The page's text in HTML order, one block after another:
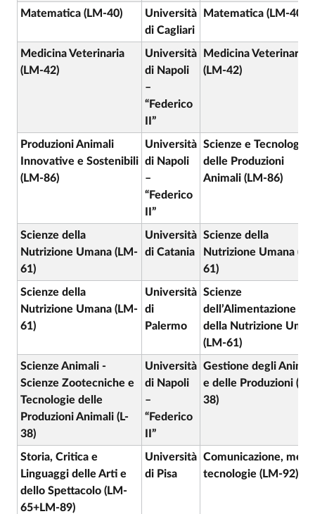
Matematica (LM-40)
Università
di Cagliari
Matematica (LM-40)
Medicina Veterinaria
(LM-42)
Università
di Napoli
–
“Federico
II”
Medicina Veterinaria
(LM-42)
Produzioni Animali
Innovative e Sostenibili
(LM-86)
Università
di Napoli
–
“Federico
II”
Scienze e Tecnologie
delle Produzioni
Animali (LM-86)
Scienze della
Nutrizione Umana (LM-
61)
Università
di Catania
Scienze della
Nutrizione Umana
61)
Scienze della
Nutrizione Umana (LM-
61)
Università
di
Palermo
Scienze
dell’Alimentazione e
della Nutrizione
(LM-61)
Scienze Animali -
Scienze Zootecniche e
Tecnologie delle
Produzioni Animali (L-
38)
Università
di Napoli
–
“Federico
II”
Gestione degli
e delle Produzioni (L-
38)
Storia, Critica e
Linguaggi delle Arti e
dello Spettacolo (LM-
65+LM-89)
Università
di Pisa
Comunicazione,
tecnologie (LM-92)